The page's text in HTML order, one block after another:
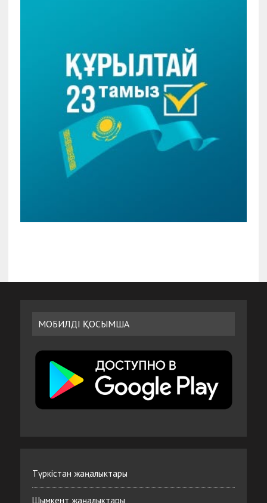
МОБИЛДІ ҚОСЫМША
Түркістан жаңалыктары
Шымкент жаңалыктары